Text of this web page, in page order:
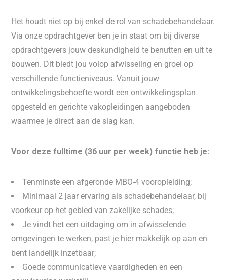
Het houdt niet op bij enkel de rol van schadebehandelaar.
Via onze opdrachtgever ben je in staat om bij diverse
opdrachtgevers jouw deskundigheid te benutten en uit te
bouwen. Dit biedt jou volop afwisseling en groei op
verschillende functieniveaus. Vanuit jouw
ontwikkelingsbehoefte wordt een ontwikkelingsplan
opgesteld en gerichte vakopleidingen aangeboden
waarmee je direct aan de slag kan.
Voor deze fulltime (36 uur per week) functie heb je:
Tenminste een afgeronde MBO-4 vooropleiding;
Minimaal 2 jaar ervaring als schadebehandelaar, bij
voorkeur op het gebied van zakelijke schades;
Je vindt het een uitdaging om in afwisselende
omgevingen te werken, past je hier makkelijk op aan en
bent landelijk inzetbaar;
Goede communicatieve vaardigheden en een